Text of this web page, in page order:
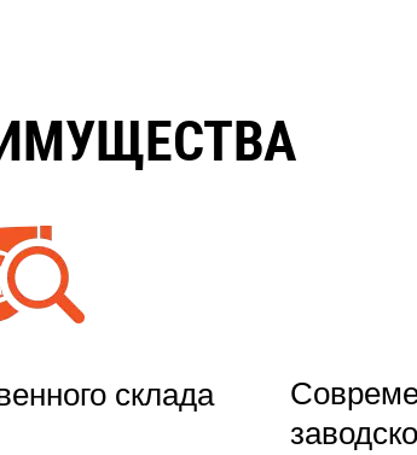
склада